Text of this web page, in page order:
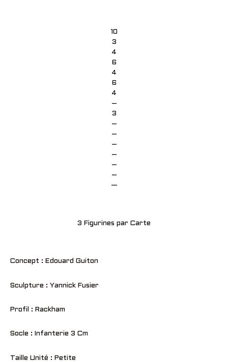
10
3
4
6
4
6
4
–
3
–
–
–
–
–
–
—
3 Figurines par Carte
Concept : Edouard Guiton
Sculpture : Yannick Fusier
Profil : Rackham
Socle : Infanterie 3 Cm
Taille Unité : Petite